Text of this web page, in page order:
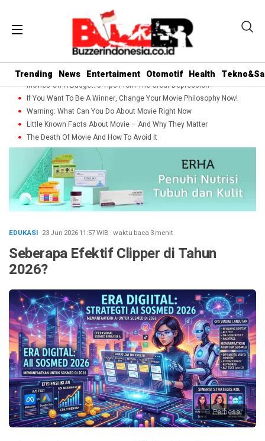
Trending News Entertaiment Otomotif Health
Movies On A Budget: 5 Tips From The Great Depression
If You Want To Be A Winner, Change Your Movie Philosophy Now!
Warning: What Can You Do About Movie Right Now
Little Known Facts About Movie – And Why They Matter
The Death Of Movie And How To Avoid It
EDUKASI· 23 Jun 202611:57WIB ·waktu baca 3 menit
Seberapa Efektif Clipper di Tahun
2026?
Perbesar